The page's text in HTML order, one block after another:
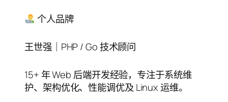
录 个人品牌
王世强｜PHP / Go 技术顾问
15+ 年 Web 后端开发经验，专注于系统维
护、架构优化、性能调优及 Linux 运维。